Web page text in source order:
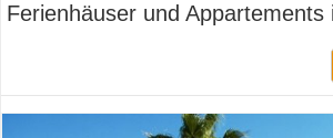
Ferienhäuser und Appartements